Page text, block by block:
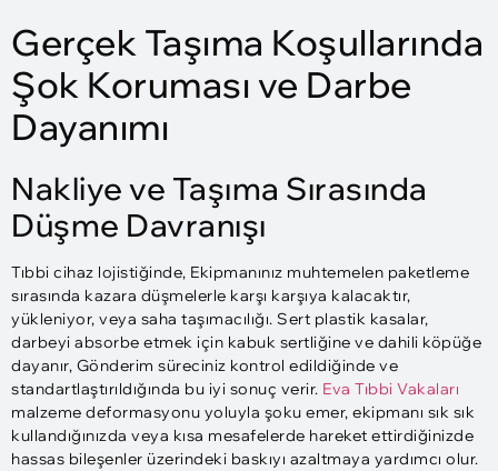
Gerçek Taşıma Koşullarında
Şok Koruması ve Darbe
Dayanımı
Nakliye ve Taşıma Sırasında
Düşme Davranışı
Tıbbi cihaz lojistiğinde, Ekipmanınız muhtemelen paketleme
sırasında kazara düşmelerle karşı karşıya kalacaktır,
yükleniyor, veya saha taşımacılığı. Sert plastik kasalar,
darbeyi absorbe etmek için kabuk sertliğine ve dahili köpüğe
dayanır, Gönderim süreciniz kontrol edildiğinde ve
standartlaştırıldığında bu iyi sonuç verir. Eva Tıbbi Vakaları
malzeme deformasyonu yoluyla şoku emer, ekipmanı sık sık
kullandığınızda veya kısa mesafelerde hareket ettirdiğinizde
hassas bileşenler üzerindeki baskıyı azaltmaya yardımcı olur.